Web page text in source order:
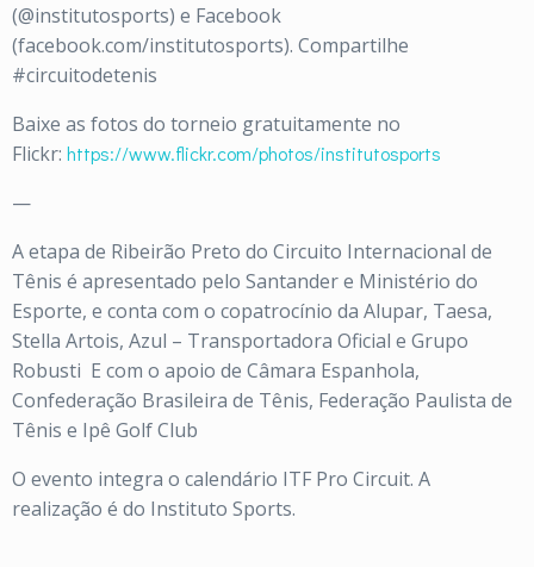
(@institutosports) e Facebook
(facebook.com/institutosports). Compartilhe
#circuitodetenis
Baixe as fotos do torneio gratuitamente no
Flickr: https://www.flickr.com/photos/institutosports
—
A etapa de Ribeirão Preto do Circuito Internacional de
Tênis é apresentado pelo Santander e Ministério do
Esporte, e conta com o copatrocínio da Alupar, Taesa,
Stella Artois, Azul – Transportadora Oficial e Grupo
Robusti E com o apoio de Câmara Espanhola,
Confederação Brasileira de Tênis, Federação Paulista de
Tênis e Ipê Golf Club
O evento integra o calendário ITF Pro Circuit. A
realização é do Instituto Sports.